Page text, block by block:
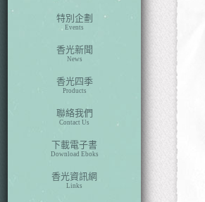
特別企劃
Events
香光新聞
News
香光四季
Products
聯絡我們
Contact Us
下載電子書
Download Eboks
香光資訊網
Links